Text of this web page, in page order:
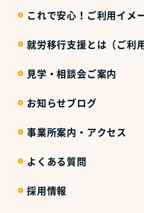
これで安心！ご利用イメ
就労移行支援とは（ご利
見学・相談会ご案内
お知らせブログ
事業所案内・アクセス
よくある質問
採用情報